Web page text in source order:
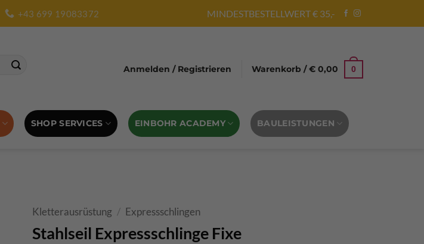
+43 699 19083372 MINDESTBESTELLWERT € 35,-
Anmelden / Registrieren Warenkorb /€ 0,00 0
SHOP SERVICES EINBOHR ACADEMY BAULEISTUNGEN
Kletterausrüstung / Expressschlingen
Stahlseil Expressschlinge Fixe